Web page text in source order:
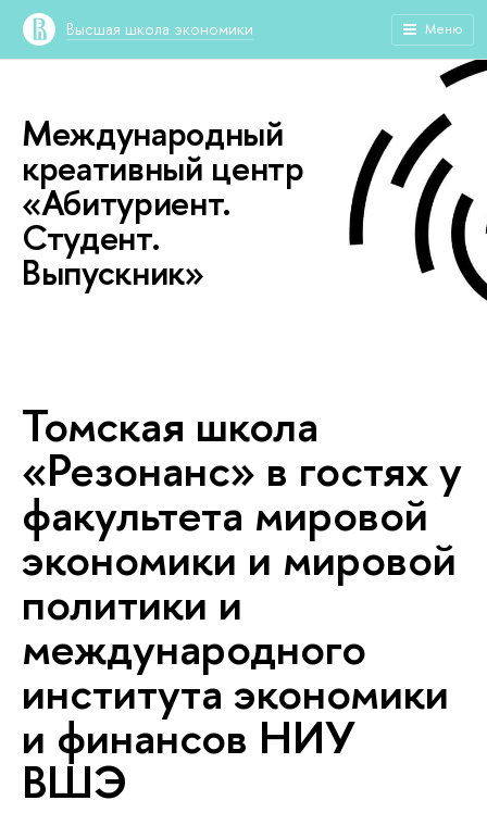
Высшая школа экономики Меню
Международный
креативный центр
«Абитуриент.
Студент.
Выпускник»
Томская школа
«Резонанс» в гостях у
факультета мировой
экономики и мировой
политики и
международного
института экономики
и финансов НИУ
ВШЭ